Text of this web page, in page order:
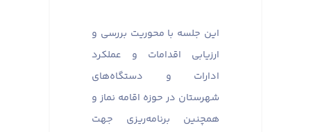
این جلسه با محوریت بررسی و
ارزیابی اقدامات و عملکرد
ادارات و دستگاه‌های
شهرستان در حوزه اقامه نماز و
همچنین برنامه‌ریزی جهت